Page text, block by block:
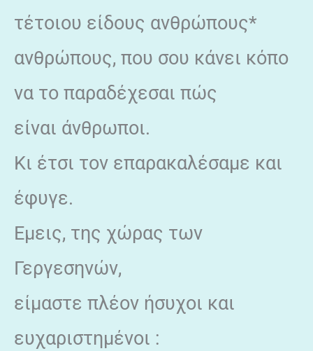
τέτοιου είδους ανθρώπους*
ανθρώπους, που σου κάνει κόπο
να το παραδέχεσαι πώς
είναι άνθρωποι.
Κι έτσι τον επαρακαλέσαμε και
έφυγε.
Εμεις, της χώρας των
Γεργεσηνών,
είμαστε πλέον ήσυχοι και
ευχαριστημένοι :